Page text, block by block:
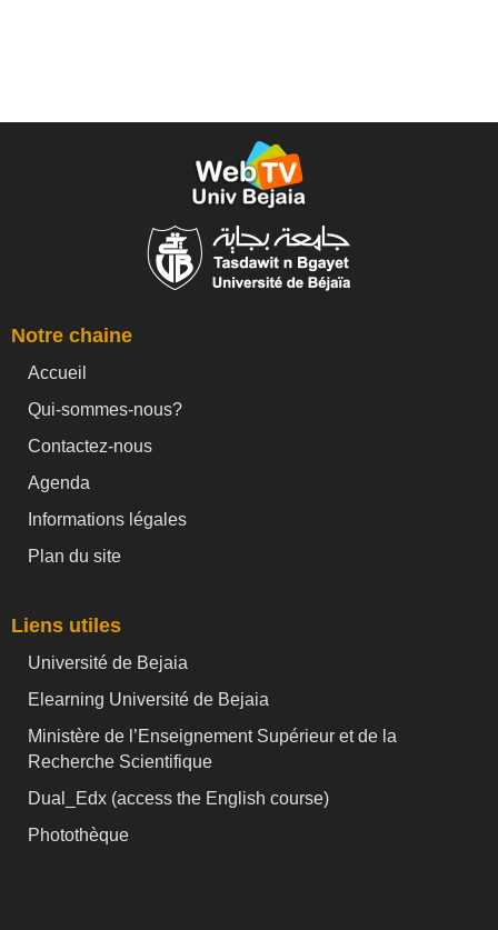
Notre chaine
Accueil
Qui-sommes-nous?
Contactez-nous
Agenda
Informations légales
Plan du site
Liens utiles
Université de Bejaia
Elearning Université de Bejaia
Ministère de l’Enseignement Supérieur et de la
Recherche Scientifique
Dual_Edx (access the English course)
Photothèque